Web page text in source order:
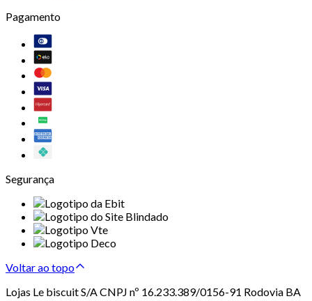
Pagamento
Segurança
Voltar ao topo
Lojas Le biscuit S/A CNPJ nº 16.233.389/0156-91 Rodovia BA